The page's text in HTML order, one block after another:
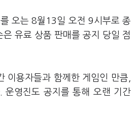
오는 8월13일 오전 9시부로 종
유료 상품 판매를 공지 당일 점
이용자들과 함께한 게임인 만큼,
운영진도 공지를 통해 오랜 기간